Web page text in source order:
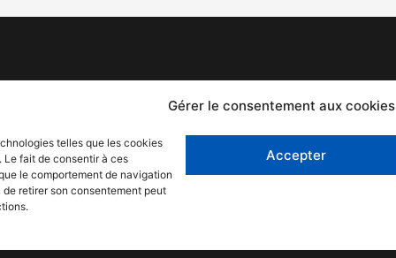
Gérer le consentement aux cookies
telles que les cookies
Le fait de consentir à ces
le comportement de navigation
retirer son consentement peut
Accepter
Mentions légales
Politique de confidentialité